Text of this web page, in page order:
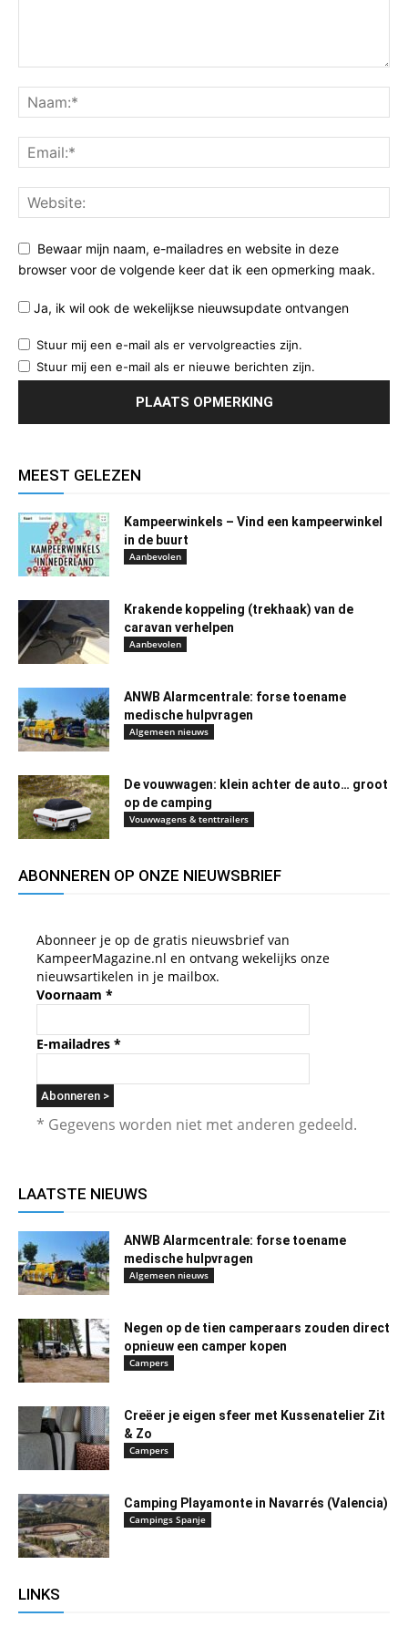
Bewaar mijn naam, e-mailadres en website in deze
browser voor de volgende keer dat ik een opmerking maak.
Ja, ik wil ook de wekelijkse nieuwsupdate ontvangen
Stuur mij een e-mail als er vervolgreacties zijn.
Stuur mij een e-mail als er nieuwe berichten zijn.
MEEST GELEZEN
Kampeerwinkels – Vind een kampeerwinkel
in de buurt
Aanbevolen
Krakende koppeling (trekhaak) van de
caravan verhelpen
Aanbevolen
ANWB Alarmcentrale: forse toename
medische hulpvragen
Algemeen nieuws
De vouwwagen: klein achter de auto… groot
op de camping
Vouwwagens & tenttrailers
ABONNEREN OP ONZE NIEUWSBRIEF
Abonneer je op de gratis nieuwsbrief van
KampeerMagazine.nl en ontvang wekelijks onze
nieuwsartikelen in je mailbox.
Voornaam *
E-mailadres *
* Gegevens worden niet met anderen gedeeld.
LAATSTE NIEUWS
ANWB Alarmcentrale: forse toename
medische hulpvragen
Algemeen nieuws
Negen op de tien camperaars zouden direct
opnieuw een camper kopen
Campers
Creëer je eigen sfeer met Kussenatelier Zit
& Zo
Campers
Camping Playamonte in Navarrés (Valencia)
Campings Spanje
LINKS